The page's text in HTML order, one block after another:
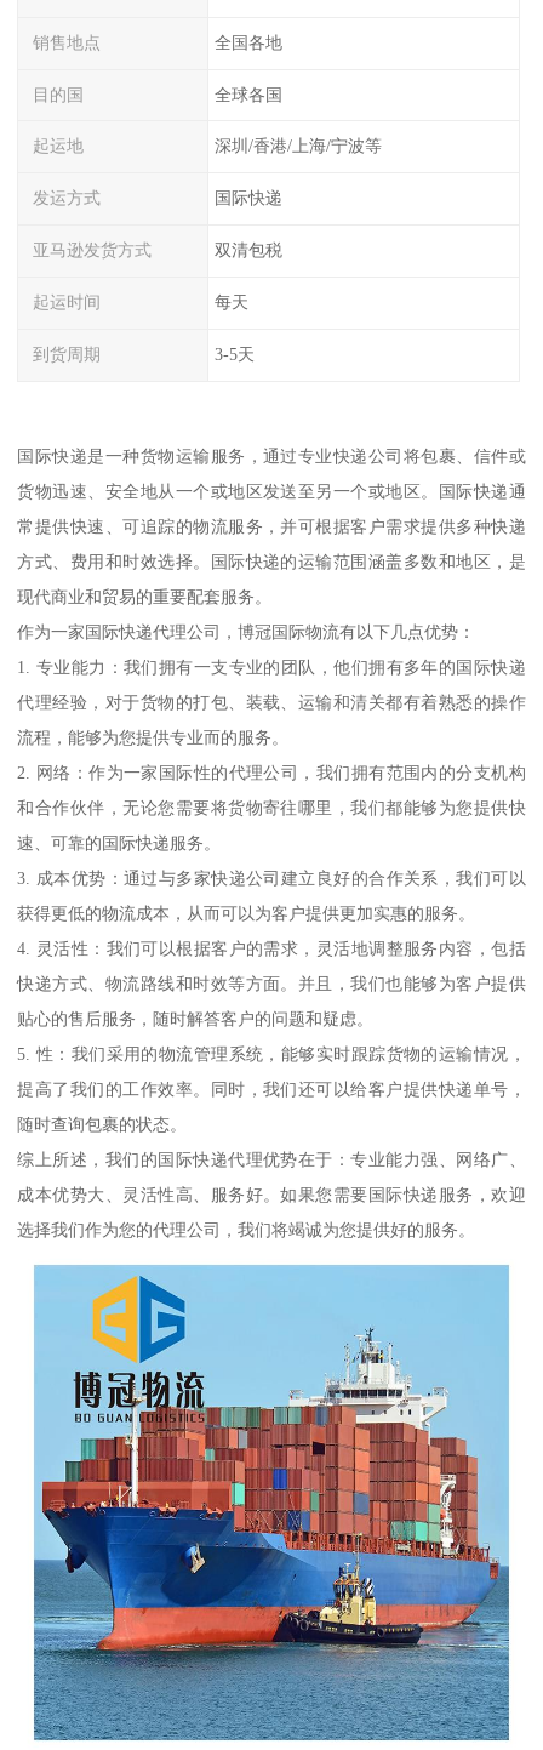
销售地点 全国各地
目的国 全球各国
起运地 深圳/香港/上海/宁波等
发运方式 国际快递
亚马逊发货方式 双清包税
起运时间 每天
到货周期 3-5天
国际快递是一种货物运输服务，通过专业快递公司将包裹、信件或
货物迅速、安全地从一个或地区发送至另一个或地区。国际快递通
常提供快速、可追踪的物流服务，并可根据客户需求提供多种快递
方式、费用和时效选择。国际快递的运输范围涵盖多数和地区，是
现代商业和贸易的重要配套服务。
作为一家国际快递代理公司，博冠国际物流有以下几点优势：
1. 专业能力：我们拥有一支专业的团队，他们拥有多年的国际快递
代理经验，对于货物的打包、装载、运输和清关都有着熟悉的操作
流程，能够为您提供专业而的服务。
2. 网络：作为一家国际性的代理公司，我们拥有范围内的分支机构
和合作伙伴，无论您需要将货物寄往哪里，我们都能够为您提供快
速、可靠的国际快递服务。
3. 成本优势：通过与多家快递公司建立良好的合作关系，我们可以
获得更低的物流成本，从而可以为客户提供更加实惠的服务。
4. 灵活性：我们可以根据客户的需求，灵活地调整服务内容，包括
快递方式、物流路线和时效等方面。并且，我们也能够为客户提供
贴心的售后服务，随时解答客户的问题和疑虑。
5. 性：我们采用的物流管理系统，能够实时跟踪货物的运输情况，
提高了我们的工作效率。同时，我们还可以给客户提供快递单号，
随时查询包裹的状态。
综上所述，我们的国际快递代理优势在于：专业能力强、网络广、
成本优势大、灵活性高、服务好。如果您需要国际快递服务，欢迎
选择我们作为您的代理公司，我们将竭诚为您提供好的服务。